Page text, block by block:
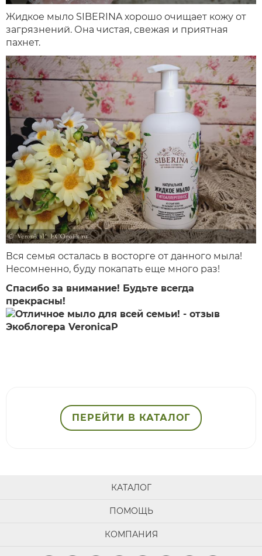
Жидкое мыло SIBERINA хорошо очищает кожу от
загрязнений. Она чистая, свежая и приятная
пахнет.
Вся семья осталась в восторге от данного мыла!
Несомненно, буду покапать еще много раз!
Спасибо за внимание! Будьте всегда
прекрасны!
ПЕРЕЙТИ В КАТАЛОГ
КАТАЛОГ
ПОМОЩЬ
КОМПАНИЯ